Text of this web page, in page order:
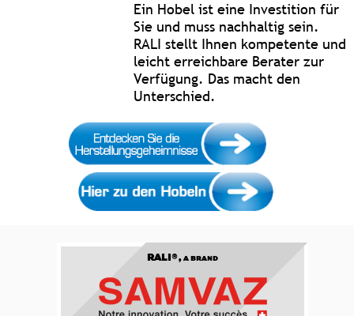
Ein Hobel ist eine Investition für
Sie und muss nachhaltig sein.
RALI stellt Ihnen kompetente und
leicht erreichbare Berater zur
Verfügung. Das macht den
Unterschied.
RALI®,A BRAND